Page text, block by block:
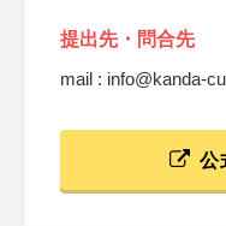
提出先・問合先
mail : info@kanda-
公